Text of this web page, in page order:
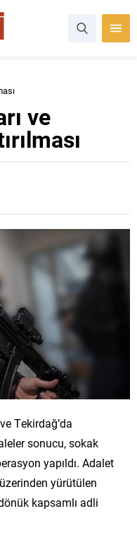
ve
Tekirdağ’da
sonucu, sokak
yapıldı. Adalet
yürütülen
kapsamlı adli